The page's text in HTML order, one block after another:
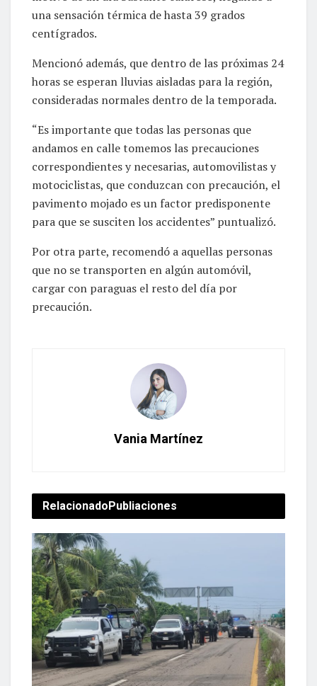
una sensación térmica de hasta 39 grados
centígrados.
Mencionó además, que dentro de las próximas 24
horas se esperan lluvias aisladas para la región,
consideradas normales dentro de la temporada.
“Es importante que todas las personas que
andamos en calle tomemos las precauciones
correspondientes y necesarias, automovilistas y
motociclistas, que conduzcan con precaución, el
pavimento mojado es un factor predisponente
para que se susciten los accidentes” puntualizó.
Por otra parte, recomendó a aquellas personas
que no se transporten en algún automóvil,
cargar con paraguas el resto del día por
precaución.
Vania Martínez
Relacionado Publiaciones